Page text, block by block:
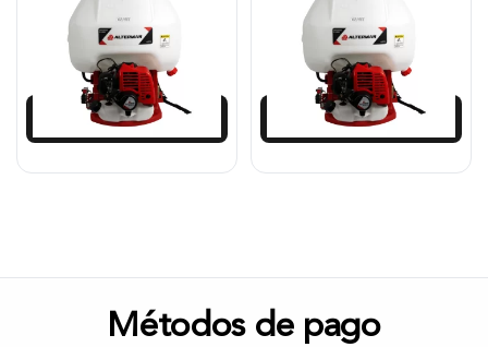
$702.000
Añadir al carrito
661.250
$595.125
Añadir al carrito
Métodos de pago